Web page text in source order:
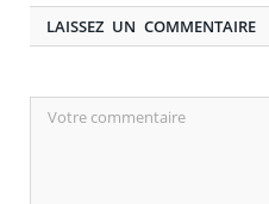
LAISSEZ UN COMMENTAIRE